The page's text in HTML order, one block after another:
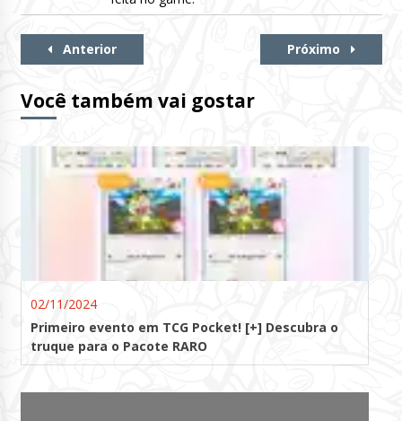
Continue
Anterior Próximo
Você também vai gostar
02/11/2024
Primeiro evento em TCG Pocket! [+] Descubra o
truque para o Pacote RARO